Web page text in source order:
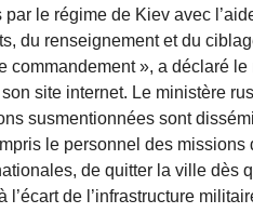
le régime de Kiev avec
du renseignement et du
commandement », a déclaré
site internet. Le ministère
susmentionnées sont
le personnel des
de quitter la ville dès
l’écart de l’infrastructure